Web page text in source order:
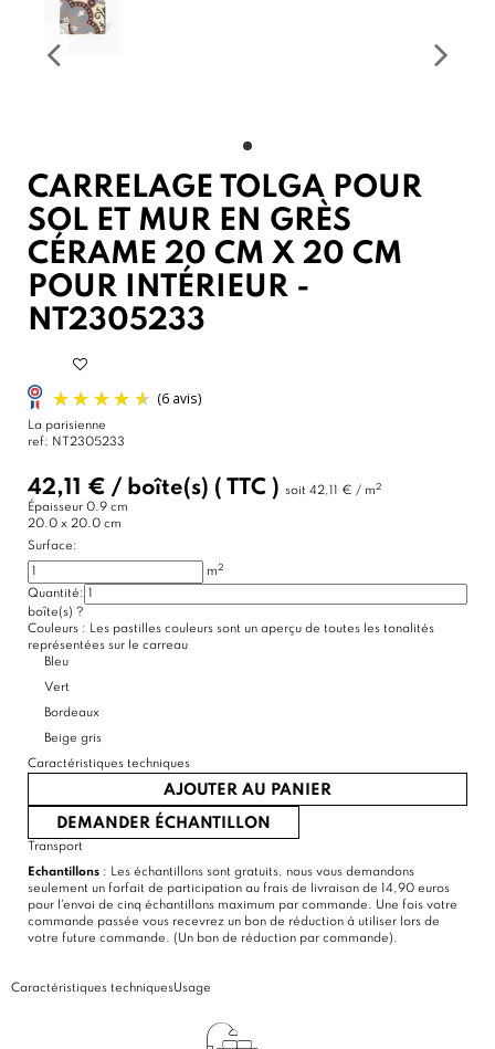
CARRELAGE TOLGA POUR
SOL ET MUR EN GRÈS
CÉRAME 20 CM X 20 CM
POUR INTÉRIEUR -
NT2305233
(6 avis)
La parisienne
ref: NT2305233
42,11 € / boîte(s) ( TTC ) soit 42,11 € / m2
Épaisseur 0.9 cm
20.0 x 20.0 cm
Surface:
m2
Quantité:
boîte(s) ?
Couleurs : Les pastilles couleurs sont un aperçu de toutes les tonalités
représentées sur le carreau
Bleu
Vert
Bordeaux
Beige gris
Caractéristiques techniques
AJOUTER AU PANIER
DEMANDER ÉCHANTILLON
Transport
Echantillons : Les échantillons sont gratuits, nous vous demandons
seulement un forfait de participation au frais de livraison de 14,90 euros
pour l'envoi de cinq échantillons maximum par commande. Une fois votre
commande passée vous recevrez un bon de réduction à utiliser lors de
votre future commande. (Un bon de réduction par commande).
Caractéristiques techniquesUsage